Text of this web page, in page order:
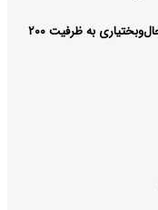
تصویب اجرای بزرگترین نیروگاه خورشیدی چهارمحال‌وبختیاری به ظرفیت ۲۰۰